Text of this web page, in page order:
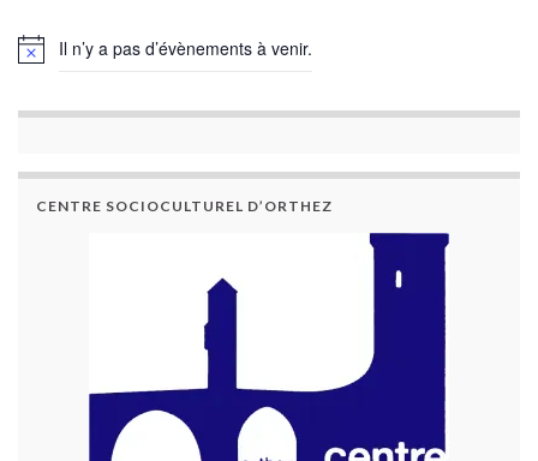
Il n’y a pas d’évènements à venir.
CENTRE SOCIOCULTUREL D’ORTHEZ